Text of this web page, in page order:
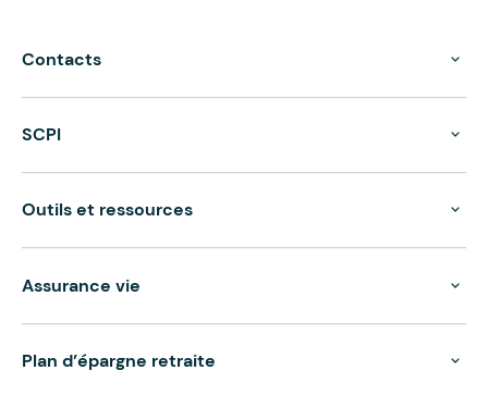
Contacts
SCPI
Outils et ressources
Assurance vie
Plan d’épargne retraite